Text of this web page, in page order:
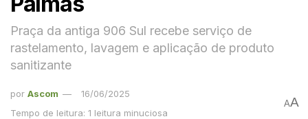
Praça da antiga 906 Sul recebe serviço de
rastelamento, lavagem e aplicação de produto
sanitizante
por Ascom
16/06/2025
Tempo de leitura: 1 leitura minuciosa
AA